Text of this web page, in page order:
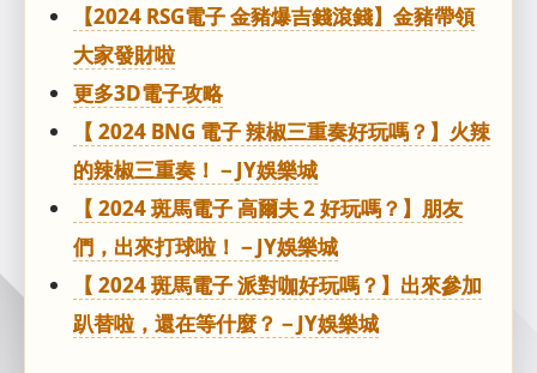
【2024 RSG電子 金豬爆吉錢滾錢】金豬帶領
大家發財啦
更多3D電子攻略
【 2024 BNG 電子 辣椒三重奏好玩嗎？】火辣
的辣椒三重奏！－JY娛樂城
【 2024 斑馬電子 高爾夫 2 好玩嗎？】朋友
們，出來打球啦！－JY娛樂城
【 2024 斑馬電子 派對咖好玩嗎？】出來參加
趴替啦，還在等什麼？－JY娛樂城